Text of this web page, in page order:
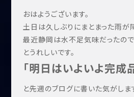
おはようございます。
土日は久しぶりにまとまった雨が
最近静岡は水不足気味だったので
とうれしいです。
「明日はいよいよ完成
と先週のブログに書いた気がしま